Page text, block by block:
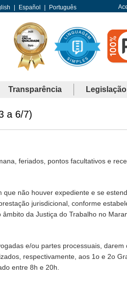
Español Português
Transparência Legislação
a 6/7)
feriados, pontos facultativos e
não houver expediente e se
jurisdicional, conforme
da Justiça do Trabalho no
e/ou partes processuais,
respectivamente, aos 1o e 2o
entre 8h e 20h.